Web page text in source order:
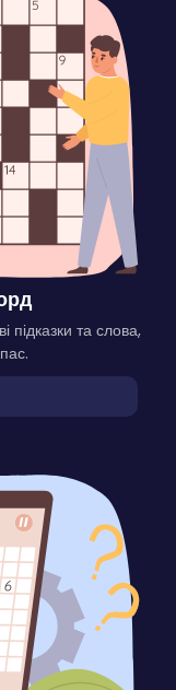
підказки та слова,